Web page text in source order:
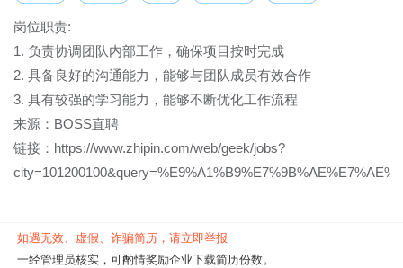
岗位职责:
1. 负责协调团队内部工作，确保项目按时完成
2. 具备良好的沟通能力，能够与团队成员有效合作
3. 具有较强的学习能力，能够不断优化工作流程
来源：BOSS直聘
链接：https://www.zhipin.com/web/geek/jobs?
如遇无效、虚假、诈骗简历，请立即举报
一经管理员核实，可酌情奖励企业下载简历份数。